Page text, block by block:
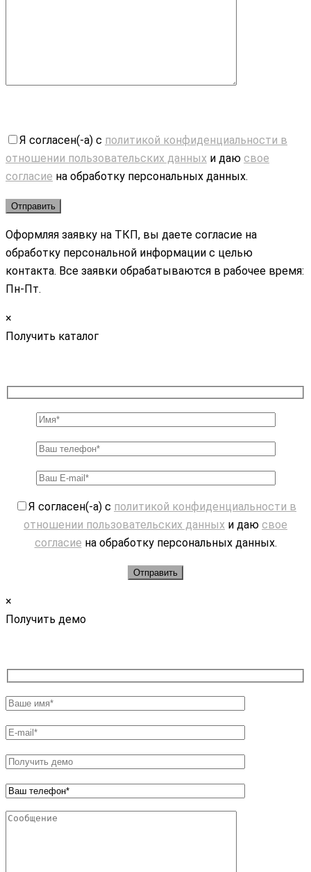
Я согласен(-а) с политикой конфиденциальности в
отношении пользовательских данных и даю свое
согласие на обработку персональных данных.
Оформляя заявку на ТКП, вы даете согласие на
обработку персональной информации с целью
контакта. Все заявки обрабатываются в рабочее время:
Пн-Пт.
×
Получить каталог
Я согласен(-а) с политикой конфиденциальности в
отношении пользовательских данных и даю свое
согласие на обработку персональных данных.
×
Получить демо